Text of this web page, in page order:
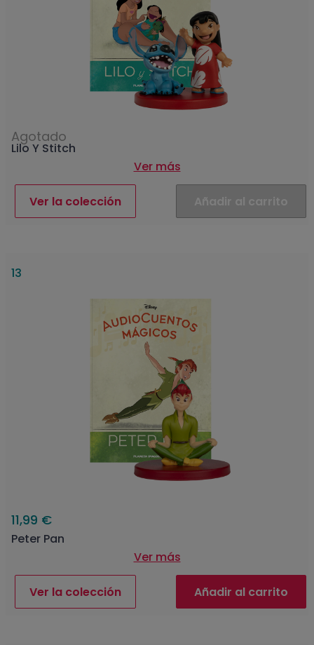
Agotado
Lilo Y Stitch
Ver más
Ver la colección Añadir al carrito
13
11,99 €
Peter Pan
Ver más
Ver la colección Añadir al carrito